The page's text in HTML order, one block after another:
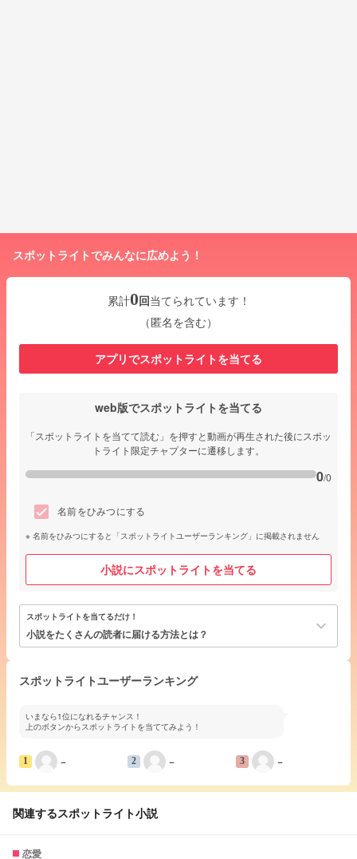
スポットライトでみんなに広めよう！
累計0回当てられています！
（匿名を含む）
アプリでスポットライトを当てる
web版でスポットライトを当てる
「スポットライトを当てて読む」を押すと動画が再生された後にスポッ
トライト限定チャプターに遷移します。
0/0
名前をひみつにする
名前をひみつにすると「スポットライトユーザーランキング」に掲載されません
小説にスポットライトを当てる
スポットライトを当てるだけ！
小説をたくさんの読者に届ける方法とは？ keyboard_arrow_down
スポットライトユーザーランキング
いまなら1位になれるチャンス！
上のボタンからスポットライトを当ててみよう！
1 − 2 − 3 −
関連するスポットライト小説
恋愛